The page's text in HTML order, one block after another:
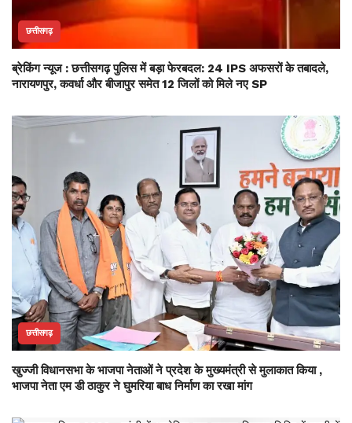
छत्तीसगढ़
ब्रेकिंग न्यूज : छत्तीसगढ़ पुलिस में बड़ा फेरबदल: 24 IPS अफसरों के तबादले,
नारायणपुर, कवर्धा और बीजापुर समेत 12 जिलों को मिले नए SP
छत्तीसगढ़
खुज्जी विधानसभा के भाजपा नेताओं ने प्रदेश के मुख्यमंत्री से मुलाकात किया ,
भाजपा नेता एम डी ठाकुर ने घुमरिया बाध निर्माण का रखा मांग